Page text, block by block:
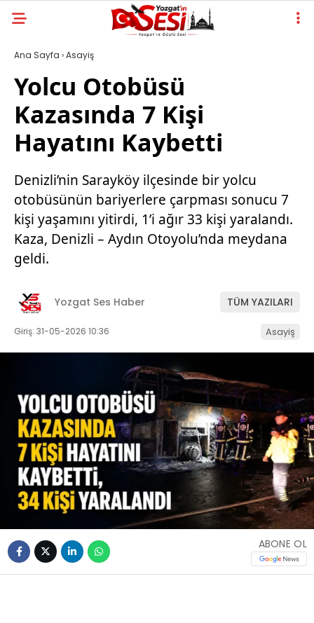
Ana Sayfa ›Asayiş
Yolcu Otobüsü
Kazasında 7 Kişi
Hayatını Kaybetti
Denizli’nin Sarayköy ilçesinde bir yolcu
otobüsünün bariyerlere çarpması sonucu 7
kişi yaşamını yitirdi, 1’i ağır 33 kişi yaralandı.
Kaza, Denizli – Aydın Otoyolu’nda meydana
geldi.
Yozgat Ses Haber TÜM YAZILARI
Giriş: 31-05-2026 10:36 Asayiş
ABONE OL